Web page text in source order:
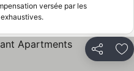
versée par les
Partager